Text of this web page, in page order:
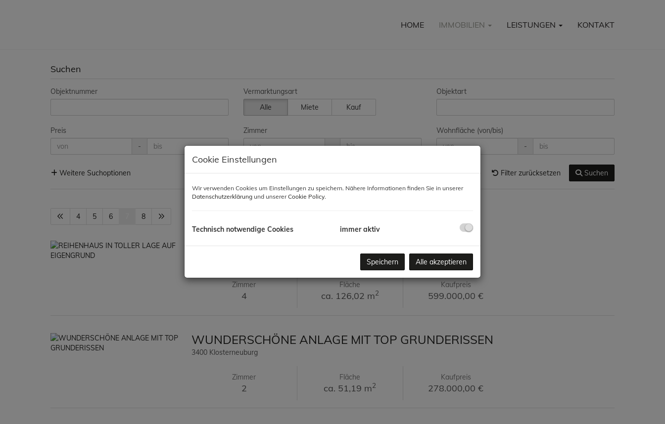
HOME IMMOBILIEN LEISTUNGEN KONTAKT
Suchen
Objektnummer
Vermarktungsart
Alle
Miete Kauf
Objektart
Preis
-
Zimmer
-
Wohnfläche (von/bis)
-
Weitere Suchoptionen Filter zurücksetzen Suchen
4 5 6 8
REIHENHAUS IN TOLLER LAGE AUF EIGENGRUND
Zimmer
4
Fläche
ca. 126,02 m2
Kaufpreis
599.000,00 €
WUNDERSCHÖNE ANLAGE MIT TOP GRUNDERISSEN
3400 Klosterneuburg
Zimmer
2
Fläche
ca. 51,19 m2
Kaufpreis
278.000,00 €
Cookie Einstellungen
Wir verwenden Cookies um Einstellungen zu speichern. Nähere Informationen finden Sie in unserer
Datenschutzerklärung und unsererCookie Policy.
Technisch notwendige Cookies immer aktiv
Speichern Alle akzeptieren